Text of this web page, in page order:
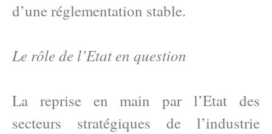
d’une réglementation stable.
Le rôle de l’Etat en question
La reprise en main par l’Etat des
secteurs stratégiques de l’industrie